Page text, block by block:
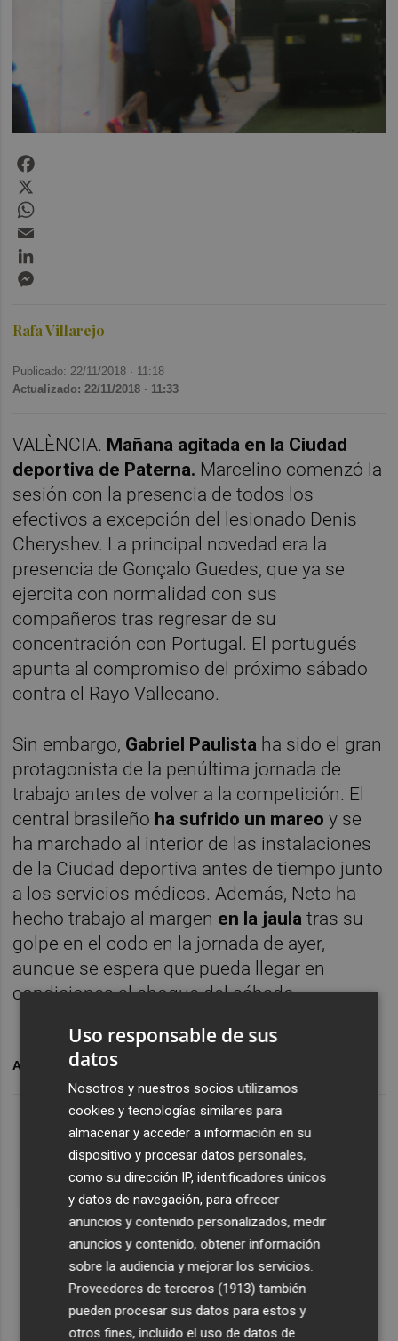
Rafa Villarejo
Publicado: 22/11/2018 · 11:18
Actualizado: 22/11/2018 · 11:33
VALÈNCIA. Mañana agitada en la Ciudad
deportiva de Paterna. Marcelino comenzó la
sesión con la presencia de todos los
efectivos a excepción del lesionado Denis
Cheryshev. La principal novedad era la
presencia de Gonçalo Guedes, que ya se
ejercita con normalidad con sus
compañeros tras regresar de su
concentración con Portugal. El portugués
apunta al compromiso del próximo sábado
contra el Rayo Vallecano.
Sin embargo, Gabriel Paulista ha sido el gran
protagonista de la penúltima jornada de
trabajo antes de volver a la competición. El
central brasileño ha sufrido un mareo y se
ha marchado al interior de las instalaciones
de la Ciudad deportiva antes de tiempo junto
a los servicios médicos. Además, Neto ha
hecho trabajo al margen en la jaula tras su
golpe en el codo en la jornada de ayer,
aunque se espera que pueda llegar en
condiciones al choque del sábado.
ARCHIVADO EN TREN
Uso responsable de sus
datos
Nosotros y nuestros socios utilizamos
cookies y tecnologías similares para
almacenar y acceder a información en su
dispositivo y procesar datos personales,
como su dirección IP, identificadores únicos
y datos de navegación, para ofrecer
anuncios y contenido personalizados, medir
anuncios y contenido, obtener información
sobre la audiencia y mejorar los servicios.
Proveedores de terceros (1913) también
pueden procesar sus datos para estos y
otros fines, incluido el uso de datos de